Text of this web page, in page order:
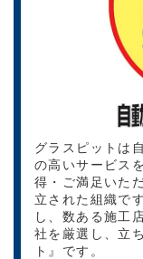
グラスピットは
の高いサービス
得・ご満足いた
立された組織で
し、数ある施工
社を厳選し、立
ト』です。